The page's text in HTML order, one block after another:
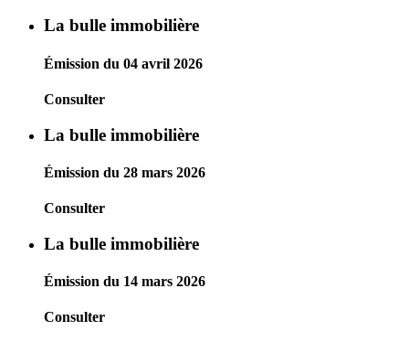
La bulle immobilière
Émission du 04 avril 2026
Consulter
La bulle immobilière
Émission du 28 mars 2026
Consulter
La bulle immobilière
Émission du 14 mars 2026
Consulter